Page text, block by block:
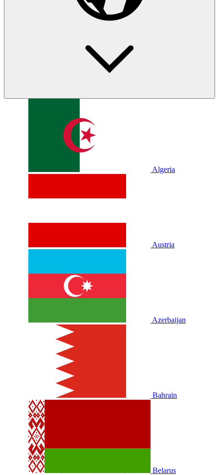
Algeria
Austria
Azerbaijan
Bahrain
Belarus